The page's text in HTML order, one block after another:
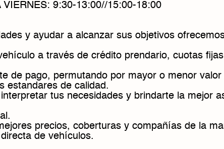
VIERNES: 9:30-13:00//15:00-18:00
y ayudar a alcanzar sus objetivos
a través de crédito prendario, cuotas
de pago, permutando por mayor o menor
estandares de calidad.
tus necesidades y brindarte la mejor
precios, coberturas y compañías de la
de vehículos.